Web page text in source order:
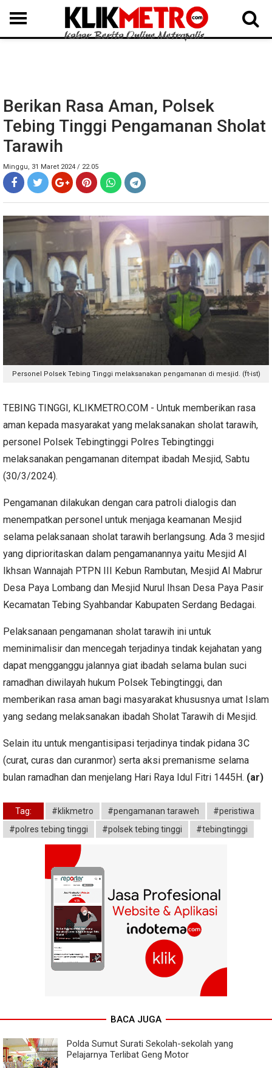
MEDAN LANGKAT DAIRI SAMOSIR TAPUT BATUBARA DELISERDANG
Berikan Rasa Aman, Polsek
Tebing Tinggi Pengamanan Sholat
Tarawih
Minggu, 31 Maret 2024 / 22.05
Personel Polsek Tebing Tinggi melaksanakan pengamanan di mesjid. (ft-ist)
TEBING TINGGI, KLIKMETRO.COM - Untuk memberikan rasa
aman kepada masyarakat yang melaksanakan sholat tarawih,
personel Polsek Tebingtinggi Polres Tebingtinggi
melaksanakan pengamanan ditempat ibadah Mesjid, Sabtu
(30/3/2024).
Pengamanan dilakukan dengan cara patroli dialogis dan
menempatkan personel untuk menjaga keamanan Mesjid
selama pelaksanaan sholat tarawih berlangsung. Ada 3 mesjid
yang diprioritaskan dalam pengamanannya yaitu Mesjid Al
Ikhsan Wannajah PTPN III Kebun Rambutan, Mesjid Al Mabrur
Desa Paya Lombang dan Mesjid Nurul Ihsan Desa Paya Pasir
Kecamatan Tebing Syahbandar Kabupaten Serdang Bedagai.
Pelaksanaan pengamanan sholat tarawih ini untuk
meminimalisir dan mencegah terjadinya tindak kejahatan yang
dapat mengganggu jalannya giat ibadah selama bulan suci
ramadhan diwilayah hukum Polsek Tebingtinggi, dan
memberikan rasa aman bagi masyarakat khususnya umat Islam
yang sedang melaksanakan ibadah Sholat Tarawih di Mesjid.
Selain itu untuk mengantisipasi terjadinya tindak pidana 3C
(curat, curas dan curanmor) serta aksi premanisme selama
bulan ramadhan dan menjelang Hari Raya Idul Fitri 1445H. (ar)
Tag: #klikmetro #pengamanan taraweh
#peristiwa
#polres tebing tinggi
#polsek tebing tinggi #tebingtinggi
BACA JUGA
Polda Sumut Surati Sekolah-sekolah yang
Pelajarnya Terlibat Geng Motor